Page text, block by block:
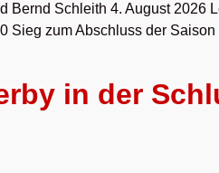
Schleith 4. August 2026
zum Abschluss der
in der